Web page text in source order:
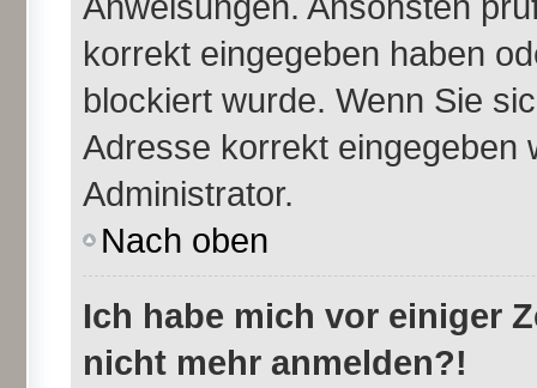
korrekt eingegeben haben
blockiert wurde. Wenn Sie
Adresse korrekt eingegeben
Administrator.
Nach oben
Ich habe mich vor einiger
nicht mehr anmelden?!